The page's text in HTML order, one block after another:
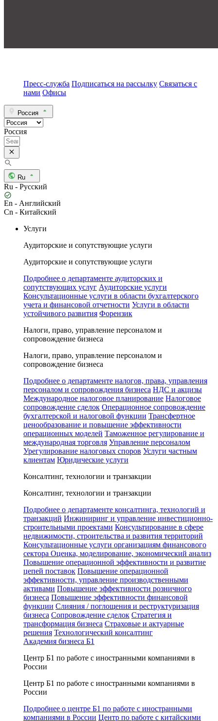
Пресс-служба Подписаться на рассылку Связаться с
нами Офисы
Россия
Россия
Ru
Ru - Русский
En - Английский
Cn - Китайский
Услуги
Аудиторские и сопутствующие услуги
Аудиторские и сопутствующие услуги
Подробнее о департаменте аудиторских и
сопутствующих услуг Аудиторские услуги
Консультационные услуги в области бухгалтерского
учета и финансовой отчетности Услуги в области
устойчивого развития Форензик
Налоги, право, управление персоналом и
сопровождение бизнеса
Налоги, право, управление персоналом и
сопровождение бизнеса
Подробнее о департаменте налогов, права, управления
персоналом и сопровождения бизнеса НДС и акцизы
Международное налоговое планирование Налоговое
сопровождение сделок Операционное сопровождение
бухгалтерской и налоговой функции Трансфертное
ценообразование и повышение эффективности
операционных моделей Таможенное регулирование и
международная торговля Управление персоналом
Урегулирование налоговых споров Услуги частным
клиентам Юридические услуги
Консалтинг, технологии и транзакции
Консалтинг, технологии и транзакции
Подробнее о департаменте консалтинга, технологий и
транзакций Инжиниринг и управление инвестиционно-
строительными проектами Консультирование в сфере
недвижимости, строительства и развития территорий
Консультационные услуги организациям финансового
сектора Оценка, моделирование, экономический анализ
Повышение операционной эффективности и развитие
цепей поставок Повышение операционной
эффективности, управление производственными
активами Повышение эффективности розничного
бизнеса Повышение эффективности финансовой
функции Слияния / поглощения и реструктуризация
бизнеса Сопровождение сделок Стратегия и
трансформация бизнеса Страховые и актуарные
решения Технологический консалтинг
Академия бизнеса Б1
Центр Б1 по работе с иностранными компаниями в
России
Центр Б1 по работе с иностранными компаниями в
России
Подробнее о центре Б1 по работе с иностранными
компаниями в России Центр по работе с китайскими